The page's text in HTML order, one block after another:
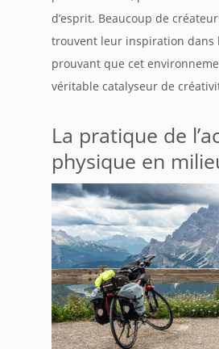
d’esprit. Beaucoup de
trouvent leur inspiration dans
prouvant que cet
véritable catalyseur de
La pratique de
physique en